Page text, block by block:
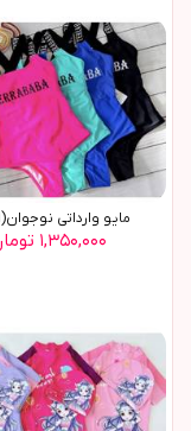
مایو وارداتی نوجوان(9771)
۱,۳۵۰,۰۰۰ تومان